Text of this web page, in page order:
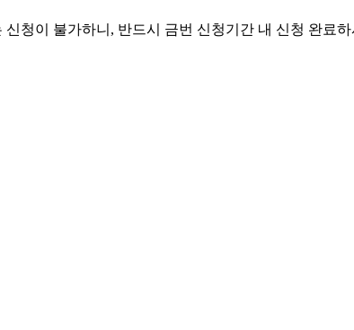
청이 불가하니, 반드시 금번 신청기간 내 신청 완료